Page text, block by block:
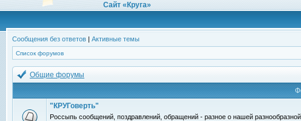
Сайт «Круга»
Сообщения без ответов | Активные темы
Список форумов
Общие форумы
"КРУГоверть"
Россыпь сообщений, поздравлений, обращений - разное о нашей